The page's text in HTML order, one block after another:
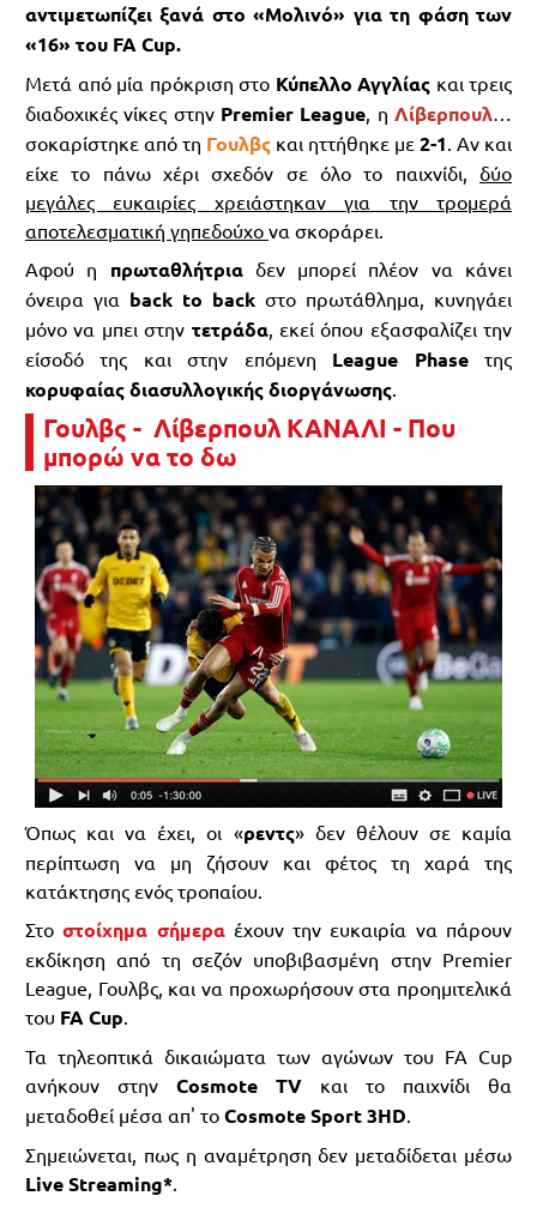
αντιμετωπίζει ξανά στο «Μολινό» για τη φάση των
«16» του FA Cup.
Μετά από μία πρόκριση στο Κύπελλο Αγγλίας και τρεις
διαδοχικές νίκες στην Premier League, ηΛίβερπουλ…
σοκαρίστηκε από τη Γουλβς και ηττήθηκε με 2-1. Αν και
είχε το πάνω χέρι σχεδόν σε όλο το παιχνίδι, δύο
μεγάλες ευκαιρίες χρειάστηκαν για την τρομερά
αποτελεσματική γηπεδούχο να σκοράρει.
Αφού η πρωταθλήτρια δεν μπορεί πλέον να κάνει
όνειρα για back to back στο πρωτάθλημα, κυνηγάει
μόνο να μπει στην τετράδα, εκεί όπου εξασφαλίζει την
είσοδό της και στην επόμενη League Phaseτης
κορυφαίας διασυλλογικής διοργάνωσης.
Γουλβς - Λίβερπουλ ΚΑΝΑΛΙ - Που
μπορώ να το δω
Όπως και να έχει, οι «ρεντς» δεν θέλουν σε καμία
περίπτωση να μη ζήσουν και φέτος τη χαρά της
κατάκτησης ενός τροπαίου.
Στοστοίχημα σήμεραέχουν την ευκαιρία να πάρουν
εκδίκηση από τη σεζόν υποβιβασμένη στην Premier
League, Γουλβς, και να προχωρήσουν στα προημιτελικά
του FA Cup.
Τα τηλεοπτικά δικαιώματα των αγώνων του FA Cup
ανήκουν στην Cosmote TV και το παιχνίδι θα
μεταδοθεί μέσα απ' το Cosmote Sport 3HD.
Σημειώνεται, πως η αναμέτρηση δεν μεταδίδεται μέσω
Live Streaming*.